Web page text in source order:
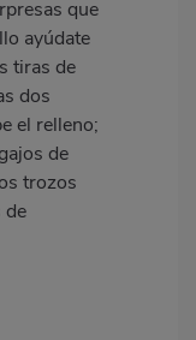
que
ayúdate
tiras de
dos
el relleno;
de
trozos
de